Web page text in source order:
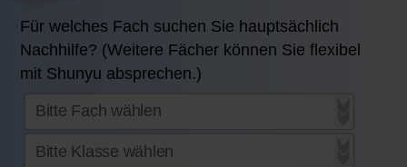
Für welches Fach suchen Sie hauptsächlich
Nachhilfe? (Weitere Fächer können Sie flexibel
mit Shunyu absprechen.)